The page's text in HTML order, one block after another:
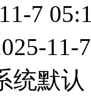
7
11-
统默认